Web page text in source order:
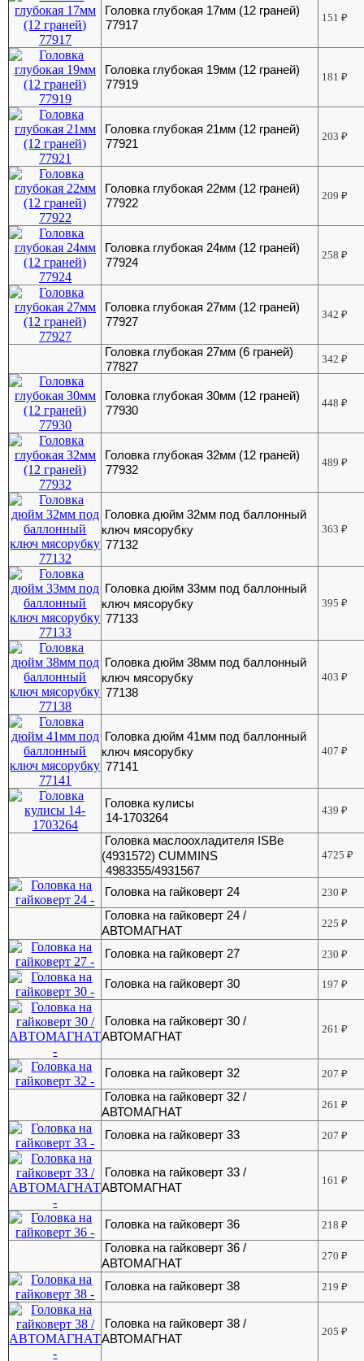
Головка глубокая 17мм (12 граней)
77917
151₽
Головка глубокая 19мм (12 граней)
77919
181₽
Головка глубокая 21мм (12 граней)
77921
203₽
Головка глубокая 22мм (12 граней)
77922
209₽
Головка глубокая 24мм (12 граней)
77924
258₽
Головка глубокая 27мм (12 граней)
77927
342₽
Головка глубокая 27мм (6 граней)
77827
342₽
Головка глубокая 30мм (12 граней)
77930
448₽
Головка глубокая 32мм (12 граней)
77932
489₽
Головка дюйм 32мм под баллонный
ключ мясорубку
77132
363₽
Головка дюйм 33мм под баллонный
ключ мясорубку
77133
395₽
Головка дюйм 38мм под баллонный
ключ мясорубку
77138
403₽
Головка дюйм 41мм под баллонный
ключ мясорубку
77141
407₽
Головка кулисы
14-1703264
439₽
Головка маслоохладителя ISBe
(4931572) CUMMINS
4983355/4931567
4725₽
Головка на гайковерт 24 230₽
Головка на гайковерт 24 /
АВТОМАГНАТ
225₽
Головка на гайковерт 27 230₽
Головка на гайковерт 30 197₽
Головка на гайковерт 30 /
АВТОМАГНАТ
261₽
Головка на гайковерт 32 207₽
Головка на гайковерт 32 /
АВТОМАГНАТ
261₽
Головка на гайковерт 33 207₽
Головка на гайковерт 33 /
АВТОМАГНАТ
161₽
Головка на гайковерт 36 218₽
Головка на гайковерт 36 /
АВТОМАГНАТ
270₽
Головка на гайковерт 38 219₽
Головка на гайковерт 38 /
АВТОМАГНАТ
205₽